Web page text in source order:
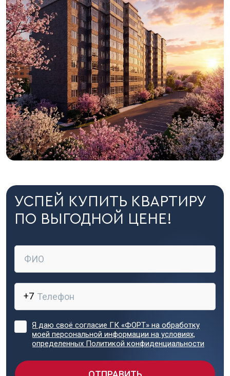
УСПЕЙ КУПИТЬ КВАРТИРУ
ПО ВЫГОДНОЙ ЦЕНЕ!